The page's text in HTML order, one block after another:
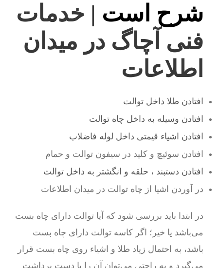
شرح است | خدمات
فنی آچاگ در میدان
اطلاعات
افتادن طلا داخل توالت
افتادن وسیله به داخل چاه توالت
افتادن اشیاء قیمتی داخل لوله فاضلاب
افتادن سوئیچ و کلید در سیفون توالت و حمام
افتادن دستبند ، حلقه و انگشتر به داخل توالت
در آوردن اشیا از چاه توالت در میدان اطلاعات
در ابتدا باید بررسی شود که آیا توالت دارای چاه بست
می‌باشد یا خیر؛ اگر کاسه توالت دارای چاه بست
باشد، به احتمال زیاد طلا و اشیاء روی چاه بست قرار
می‌گیرد و به راحتی می‌توان آن را با دست برداشت